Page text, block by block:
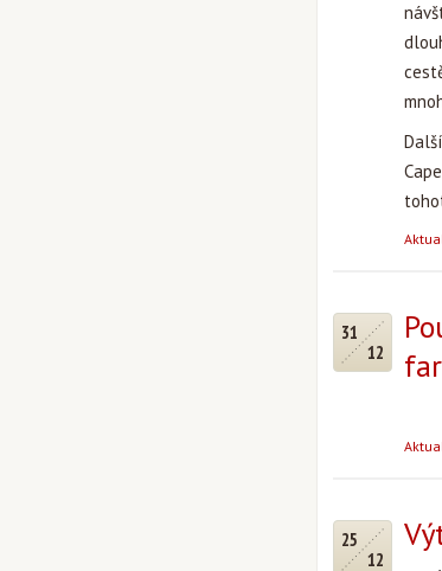
31
12
25
12